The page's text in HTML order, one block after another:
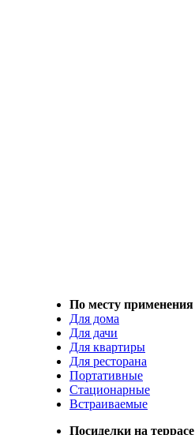
По месту применения
Для дома
Для дачи
Для квартиры
Для ресторана
Портативные
Стационарные
Встраиваемые
Посиделки на террасе